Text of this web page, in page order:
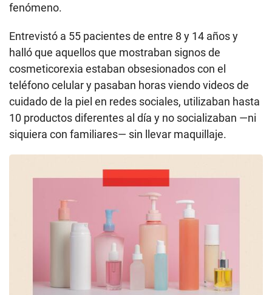
fenómeno.
Entrevistó a 55 pacientes de entre 8 y 14 años y
halló que aquellos que mostraban signos de
cosmeticorexia estaban obsesionados con el
teléfono celular y pasaban horas viendo videos de
cuidado de la piel en redes sociales, utilizaban hasta
10 productos diferentes al día y no socializaban —ni
siquiera con familiares— sin llevar maquillaje.